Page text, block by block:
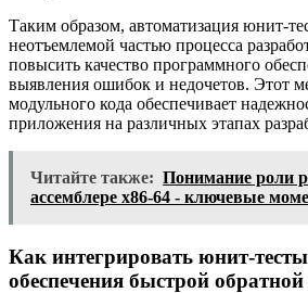
Таким образом, автоматизация юнит-
неотъемлемой частью процесса
повысить качество программного
выявления ошибок и недочетов. Этот
модульного кода обеспечивает
приложения на различных этапах
Читайте также: Понимание роли
ассемблере x86-64 - ключевые
Как интегрировать юнит-
обеспечения быстрой обратной